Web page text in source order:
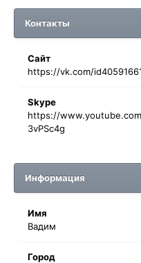
Контакты
Сайт
https://vk.com/
Skype
https://
3vPSc4g
Информация
Имя
Вадим
Город